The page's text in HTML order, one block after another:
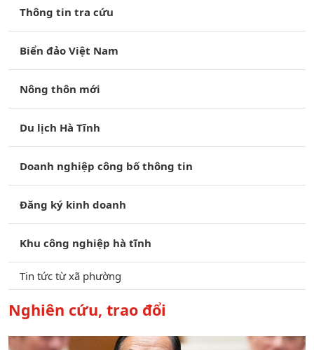
Thông tin tra cứu
Biển đảo Việt Nam
Nông thôn mới
Du lịch Hà Tĩnh
Doanh nghiệp công bố thông tin
Đăng ký kinh doanh
Khu công nghiệp hà tĩnh
Tin tức từ xã phường
Nghiên cứu, trao đổi